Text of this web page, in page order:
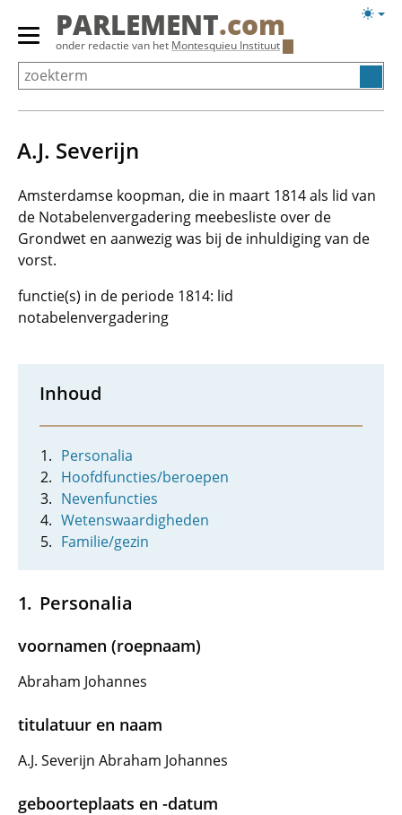
Overslaan
Primair
menu
tonen/verbergen
PARLEMENT.com
onder redactie van het Montesquieu Instituut
A.J. Severijn
Amsterdamse koopman, die in maart 1814 als lid van
de Notabelenvergadering meebesliste over de
Grondwet en aanwezig was bij de inhuldiging van de
vorst.
functie(s) in de periode 1814: lid
notabelenvergadering
Inhoud
Personalia
Hoofdfuncties/beroepen
Nevenfuncties
Wetenswaardigheden
Familie/gezin
Personalia
voornamen (roepnaam)
Abraham Johannes
titulatuur en naam
A.J. Severijn Abraham Johannes
geboorteplaats en -datum